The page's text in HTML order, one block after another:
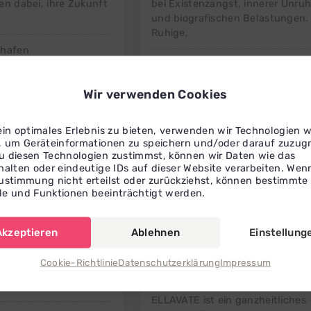
Wir verwenden Cookies
optimales Erlebnis zu bieten, verwenden wir Technologien
um Geräteinformationen zu speichern und/oder darauf
diesen Technologien zustimmst, können wir Daten wie das
oder eindeutige IDs auf dieser Website verarbeiten.
nicht erteilst oder zurückziehst, können bestimmte
und Funktionen beeinträchtigt werden.
Ablehnen
Cookie-RichtlinieDatenschutzerklärungImpressum
dabei, ihre Zukunft
bei Existenzangst, innerer
und biografischen Belastungen.
Ruhige,
Ann-KathrinPetersen
ELLAVATE ist ein ganzheitliches